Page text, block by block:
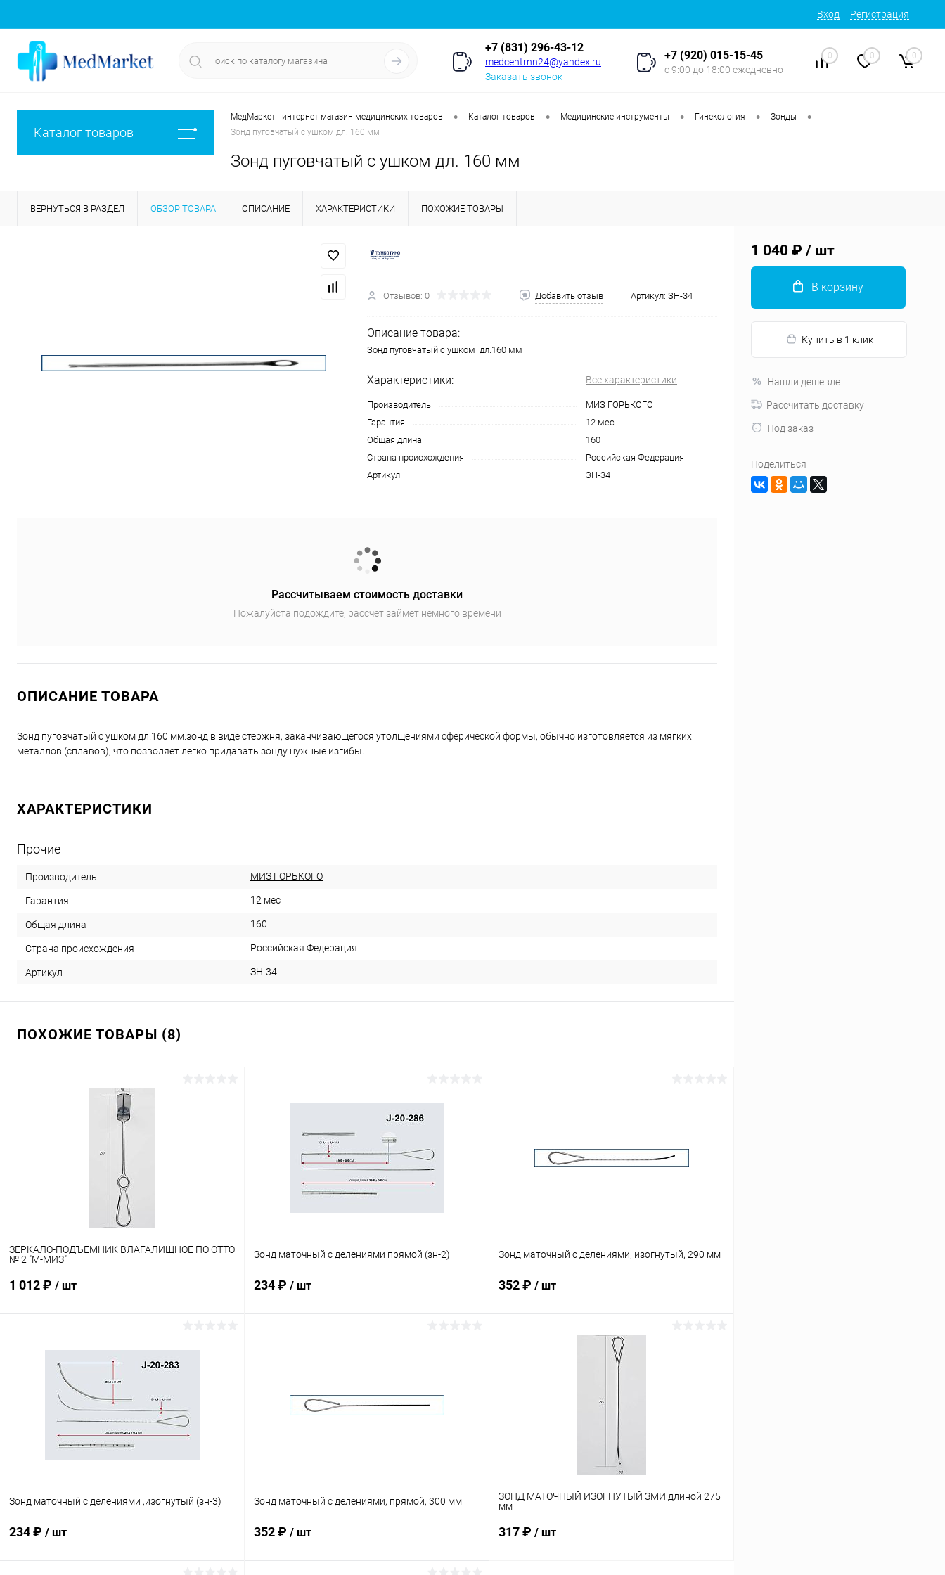
Вход Регистрация
+7 (831) 296-43-12
medcentrnn24@yandex.ru
Заказать звонок
+7 (920) 015-15-45
с 9:00 до 18:00 ежедневно
0 0 0
Каталог товаров
МедМаркет - интернет-магазин медицинских товаров • Каталог товаров • Медицинские инструменты • Гинекология • Зонды •
Зонд пуговчатый с ушком дл. 160 мм
Зонд пуговчатый с ушком дл. 160 мм
ВЕРНУТЬСЯ В РАЗДЕЛ ОБЗОР ТОВАРА ОПИСАНИЕ ХАРАКТЕРИСТИКИ ПОХОЖИЕ ТОВАРЫ
Отзывов: 0 Добавить отзыв Артикул: ЗН-34
Описание товара:
Зонд пуговчатый с ушком дл.160 мм
Характеристики: Все характеристики
Производитель
МИЗ ГОРЬКОГО
Гарантия
12 мес
Общая длина
160
Страна происхождения
Российская Федерация
Артикул
ЗН-34
Рассчитываем стоимость доставки
Пожалуйста подождите, рассчет займет немного времени
ОПИСАНИЕ ТОВАРА
Зонд пуговчатый с ушком дл.160 мм.зонд в виде стержня, заканчивающегося утолщениями сферической формы, обычно изготовляется из мягких
металлов (сплавов), что позволяет легко придавать зонду нужные изгибы.
ХАРАКТЕРИСТИКИ
Прочие
Производитель МИЗ ГОРЬКОГО
Гарантия 12 мес
Общая длина 160
Страна происхождения Российская Федерация
Артикул ЗН-34
ПОХОЖИЕ ТОВАРЫ (8)
ЗЕРКАЛО-ПОДЪЕМНИК ВЛАГАЛИЩНОЕ ПО ОТТО
№ 2 "М-МИЗ"
1 012 ₽ / шт
Купить в 1 клик
В избранное В наличии
Зонд маточный с делениями прямой (зн-2)
234 ₽ / шт
В избранное В наличии
Зонд маточный с делениями, изогнутый, 290 мм
352 ₽ / шт
В корзину
Зонд маточный с делениями ,изогнутый (зн-3)
234 ₽ / шт
Зонд маточный с делениями, прямой, 300 мм
352 ₽ / шт
ЗОНД МАТОЧНЫЙ ИЗОГНУТЫЙ ЗМИ длиной 275
мм
317 ₽ / шт
1 040 ₽ / шт
В корзину
Купить в 1 клик
Нашли дешевле
Рассчитать доставку
Под заказ
Поделиться